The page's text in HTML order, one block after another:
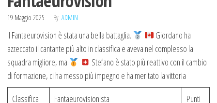
19 Maggio 2025 By ADMIN
Il Fantaeurovision è stata una bella battaglia.
Giordano ha
azzeccato il cantante più alto in classifica e aveva nel complesso la
squadra migliore, ma
Stefano è stato più reattivo con il cambio
di formazione, ci ha messo più impegno e ha meritato la vittoria
Classifica
Fantaeurovisionista
Punti